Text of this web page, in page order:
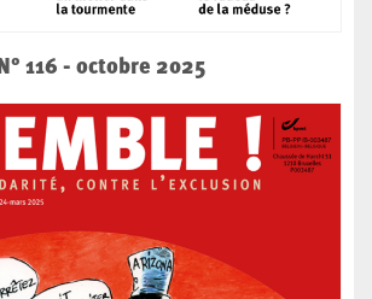
N° 116 - octobre 2025